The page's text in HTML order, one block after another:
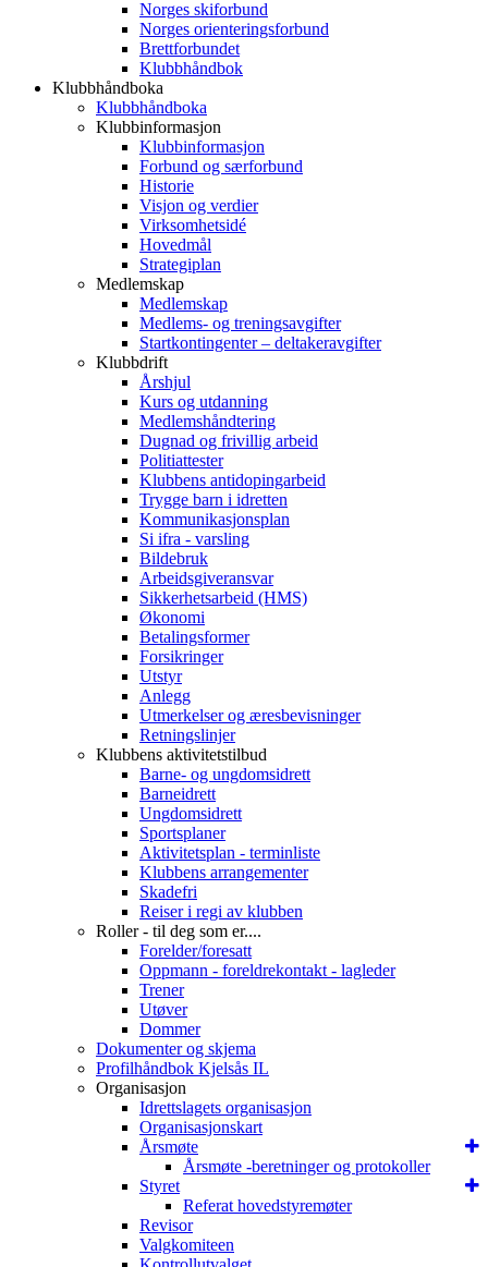
Norges skiforbund
Norges orienteringsforbund
Brettforbundet
Klubbhåndbok
Klubbhåndboka
Klubbhåndboka
Klubbinformasjon
Klubbinformasjon
Forbund og særforbund
Historie
Visjon og verdier
Virksomhetsidé
Hovedmål
Strategiplan
Medlemskap
Medlemskap
Medlems- og treningsavgifter
Startkontingenter – deltakeravgifter
Klubbdrift
Årshjul
Kurs og utdanning
Medlemshåndtering
Dugnad og frivillig arbeid
Politiattester
Klubbens antidopingarbeid
Trygge barn i idretten
Kommunikasjonsplan
Si ifra - varsling
Bildebruk
Arbeidsgiveransvar
Sikkerhetsarbeid (HMS)
Økonomi
Betalingsformer
Forsikringer
Utstyr
Anlegg
Utmerkelser og æresbevisninger
Retningslinjer
Klubbens aktivitetstilbud
Barne- og ungdomsidrett
Barneidrett
Ungdomsidrett
Sportsplaner
Aktivitetsplan - terminliste
Klubbens arrangementer
Skadefri
Reiser i regi av klubben
Roller - til deg som er....
Forelder/foresatt
Oppmann - foreldrekontakt - lagleder
Trener
Utøver
Dommer
Dokumenter og skjema
Profilhåndbok Kjelsås IL
Organisasjon
Idrettslagets organisasjon
Organisasjonskart
Årsmøte
Årsmøte -beretninger og protokoller
Styret
Referat hovedstyremøter
Revisor
Valgkomiteen